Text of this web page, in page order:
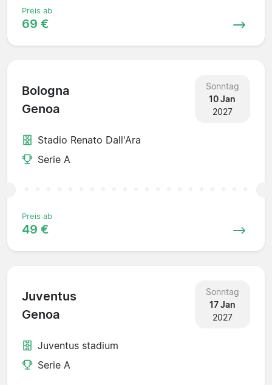
Preis ab
69 €
Bologna
Genoa
Sonntag
10 Jan
2027
Stadio Renato Dall'Ara
Serie A
Preis ab
49 €
Juventus
Genoa
Sonntag
17 Jan
2027
Juventus stadium
Serie A